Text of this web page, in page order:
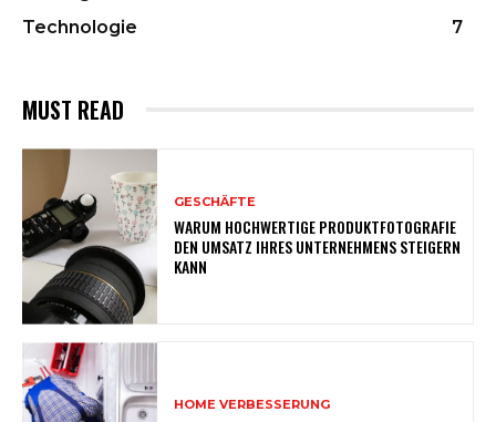
Technologie
7
MUST READ
GESCHÄFTE
WARUM HOCHWERTIGE PRODUKTFOTOGRAFIE
DEN UMSATZ IHRES UNTERNEHMENS STEIGERN
KANN
HOME VERBESSERUNG